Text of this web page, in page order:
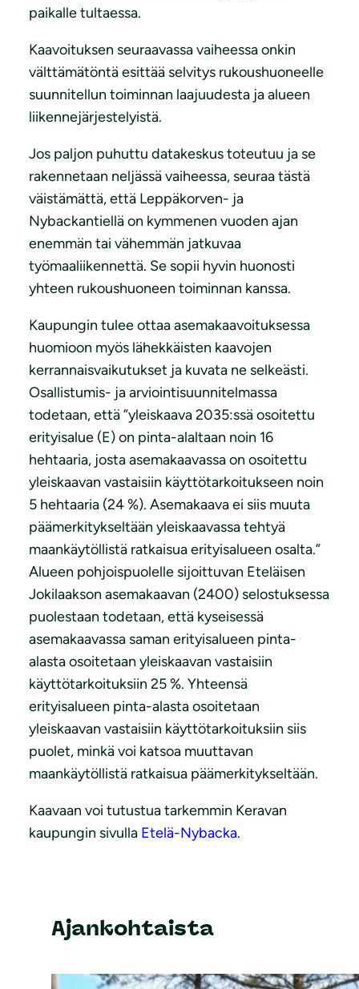
paikalle tultaessa.
Kaavoituksen seuraavassa vaiheessa onkin
välttämätöntä esittää selvitys rukoushuoneelle
suunnitellun toiminnan laajuudesta ja alueen
liikennejärjestelyistä.
Jos paljon puhuttu datakeskus toteutuu ja se
rakennetaan neljässä vaiheessa, seuraa tästä
väistämättä, että Leppäkorven- ja
Nybackantiellä on kymmenen vuoden ajan
enemmän tai vähemmän jatkuvaa
työmaaliikennettä. Se sopii hyvin huonosti
yhteen rukoushuoneen toiminnan kanssa.
Kaupungin tulee ottaa asemakaavoituksessa
huomioon myös lähekkäisten kaavojen
kerrannaisvaikutukset ja kuvata ne selkeästi.
Osallistumis- ja arviointisuunnitelmassa
todetaan, että ”yleiskaava 2035:ssä osoitettu
erityisalue (E) on pinta-alaltaan noin 16
hehtaaria, josta asemakaavassa on osoitettu
yleiskaavan vastaisiin käyttötarkoitukseen noin
5 hehtaaria (24 %). Asemakaava ei siis muuta
päämerkitykseltään yleiskaavassa tehtyä
maankäytöllistä ratkaisua erityisalueen osalta.”
Alueen pohjoispuolelle sijoittuvan Eteläisen
Jokilaakson asemakaavan (2400) selostuksessa
puolestaan todetaan, että kyseisessä
asemakaavassa saman erityisalueen pinta-
alasta osoitetaan yleiskaavan vastaisiin
käyttötarkoituksiin 25 %. Yhteensä
erityisalueen pinta-alasta osoitetaan
yleiskaavan vastaisiin käyttötarkoituksiin siis
puolet, minkä voi katsoa muuttavan
maankäytöllistä ratkaisua päämerkitykseltään.
Kaavaan voi tutustua tarkemmin Keravan
kaupungin sivulla Etelä-Nybacka.
Ajankohtaista